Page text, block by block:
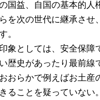
国益、自国の基本的
を次の世代に継承さ
。
象としては、安全保
歴史があったり最前
おらかで例えばお土
ることを疑っていな